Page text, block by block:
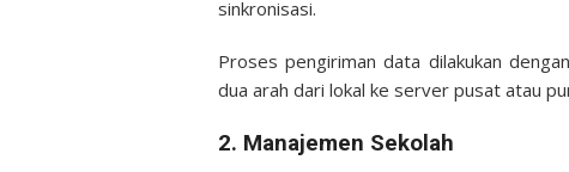
sinkronisasi.
Proses pengiriman data dilakukan
dua arah dari lokal ke server pusat atau
2. Manajemen Sekolah